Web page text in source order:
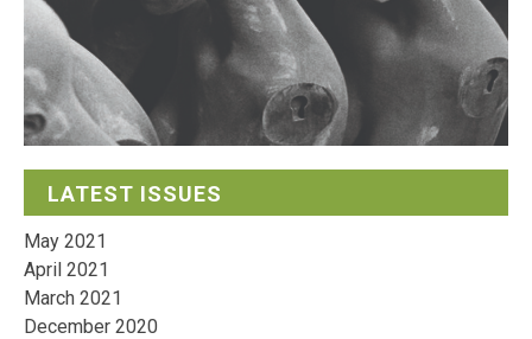
LATEST ISSUES
May 2021
April 2021
March 2021
December 2020